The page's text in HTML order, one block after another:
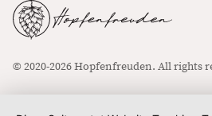
© 2020-2026 Hopfenfreuden. All rights